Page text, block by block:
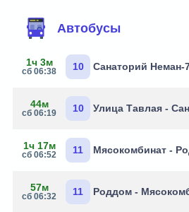
Автобусы
1ч 3м
сб 06:38 10 Санаторий Неман-
44м
сб 06:19 10 Улица Тавлая -
1ч 17м
сб 06:52 11 Мясокомбинат -
57м
сб 06:32 11 Роддом -